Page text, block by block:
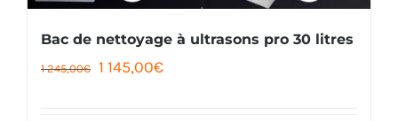
Bac de nettoyage à ultrasons pro 30 litres
1 245,00€ Le
1 145,00€Le